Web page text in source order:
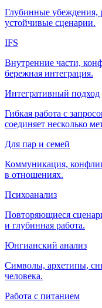
Глубинные убеждения,
устойчивые сценарии.
IFS
Внутренние части,
бережная интеграция.
Интегративный подход
Гибкая работа с
соединяет несколько
Для пар и семей
Коммуникация,
в отношениях.
Психоанализ
Повторяющиеся
и глубинная работа.
Юнгианский анализ
Символы, архетипы,
человека.
Работа с питанием